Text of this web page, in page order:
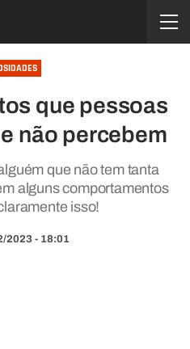
que pessoas
não percebem
que não tem tanta
alguns comportamentos
isso!
2023 - 18:01